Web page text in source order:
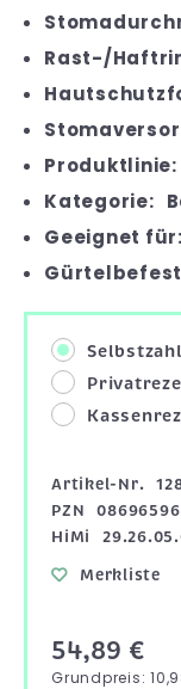
Rast-/
Produktlinie:
Kategorie:
Geeignet für:
Artikel-Nr.
PZN
08696596
HiMi
Merkliste
54,89 €
Grundpreis: